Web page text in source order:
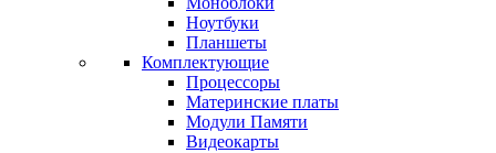
Ноутбуки
Планшеты
Комплектующие
Процессоры
Материнские платы
Модули Памяти
Видеокарты